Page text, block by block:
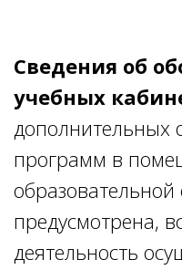
Сведения об
учебных
дополнительных
программ в
предусмотрена,
деятельность